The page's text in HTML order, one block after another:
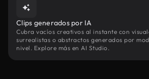
Clips generados por IA
Cubra vacíos creativos al instante con
surrealistas o abstractos generados por
nivel. Explore más en AI Studio.